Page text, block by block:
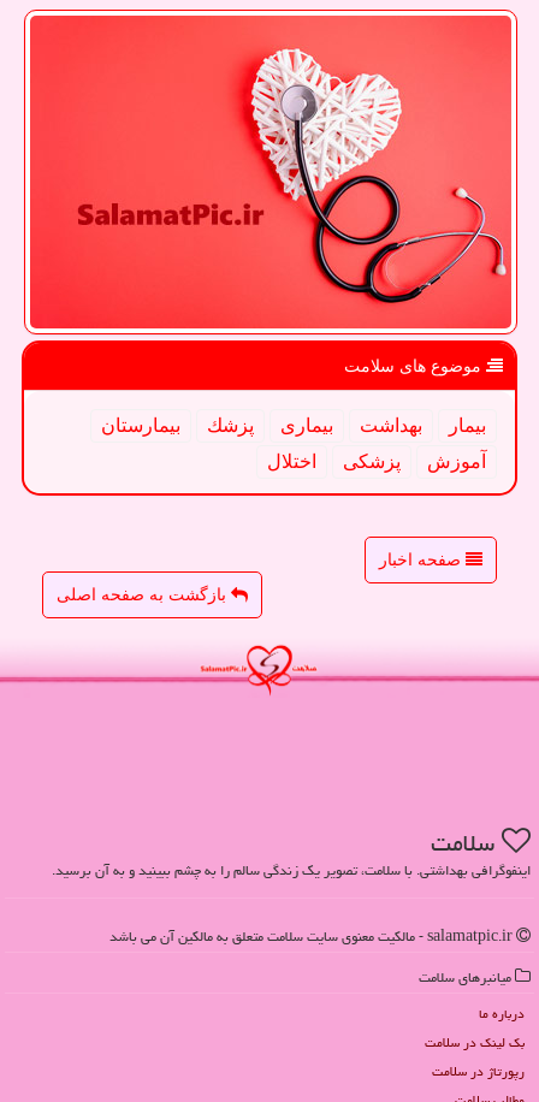
موضوع های سلامت
بیمار بهداشت بیماری پزشك
بیمارستان
آموزش
پزشكی اختلال
صفحه اخبار
بازگشت به صفحه اصلی
سلامت
اینفوگرافی بهداشتی. با سلامت، تصویر یک زندگی سالم را به چشم ببینید و به آن برسید.
میانبرهای سلامت
درباره ما
بک لینک در سلامت
رپورتاژ در سلامت